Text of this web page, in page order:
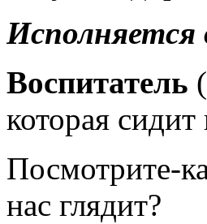
Исполняется
Воспитатель
которая сидит
Посмотрите-
нас глядит?